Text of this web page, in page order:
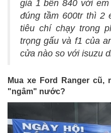
giá 1 bên 840 với
đúng tầm 600tr thì 2
tiêu chí chạy trong
trọng gấu và f1 của
cửa nào so với isuzu
Mua xe Ford Ranger
"ngâm" nước?